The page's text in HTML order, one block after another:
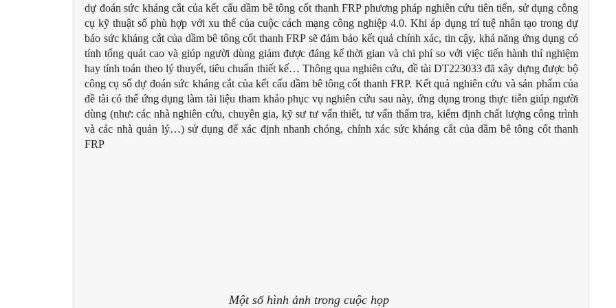
dự đoán sức kháng cắt của kết cấu dầm bê tông cốt thanh FRP phương pháp nghiên cứu tiên tiến, sử dụng công
cụ kỹ thuật số phù hợp với xu thế của cuộc cách mạng công nghiệp 4.0. Khi áp dụng trí tuệ nhân tạo trong dự
báo sức kháng cắt của dầm bê tông cốt thanh FRP sẽ đảm bảo kết quả chính xác, tin cậy, khả năng ứng dụng có
tính tổng quát cao và giúp người dùng giảm được đáng kể thời gian và chi phí so với việc tiến hành thí nghiệm
hay tính toán theo lý thuyết, tiêu chuẩn thiết kế… Thông qua nghiên cứu, đề tài DT223033 đã xây dựng được bộ
công cụ số dự đoán sức kháng cắt của kết cấu dầm bê tông cốt thanh FRP. Kết quả nghiên cứu và sản phẩm của
đề tài có thể ứng dụng làm tài liệu tham khảo phục vụ nghiên cứu sau này, ứng dụng trong thực tiễn giúp người
dùng (như: các nhà nghiên cứu, chuyên gia, kỹ sư tư vấn thiết, tư vấn thẩm tra, kiểm định chất lượng công trình
và các nhà quản lý…) sử dụng để xác định nhanh chóng, chính xác sức kháng cắt của dầm bê tông cốt thanh
FRP
Một số hình ảnh trong cuộc họp